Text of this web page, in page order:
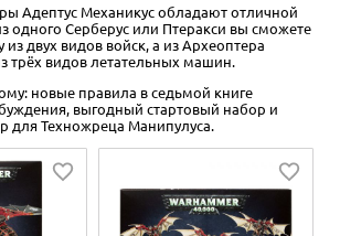
Адептус Механикус обладают отличной
одного Серберус или Птеракси вы сможете
двух видов войск, а из Археоптера
трёх видов летательных машин.
новые правила в седьмой книге
выгодный стартовый набор и
для Техножреца Манипулуса.